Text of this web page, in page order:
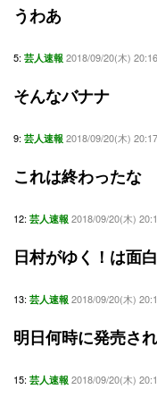
うわあ
5: 芸人速報 2018/09/20(木)
そんなバナナ
9: 芸人速報 2018/09/20(木)
これは終わったな
12: 芸人速報 2018/09/20(木)
日村がゆく！は面
13: 芸人速報 2018/09/20(木)
明日何時に発売さ
15: 芸人速報 2018/09/20(木)